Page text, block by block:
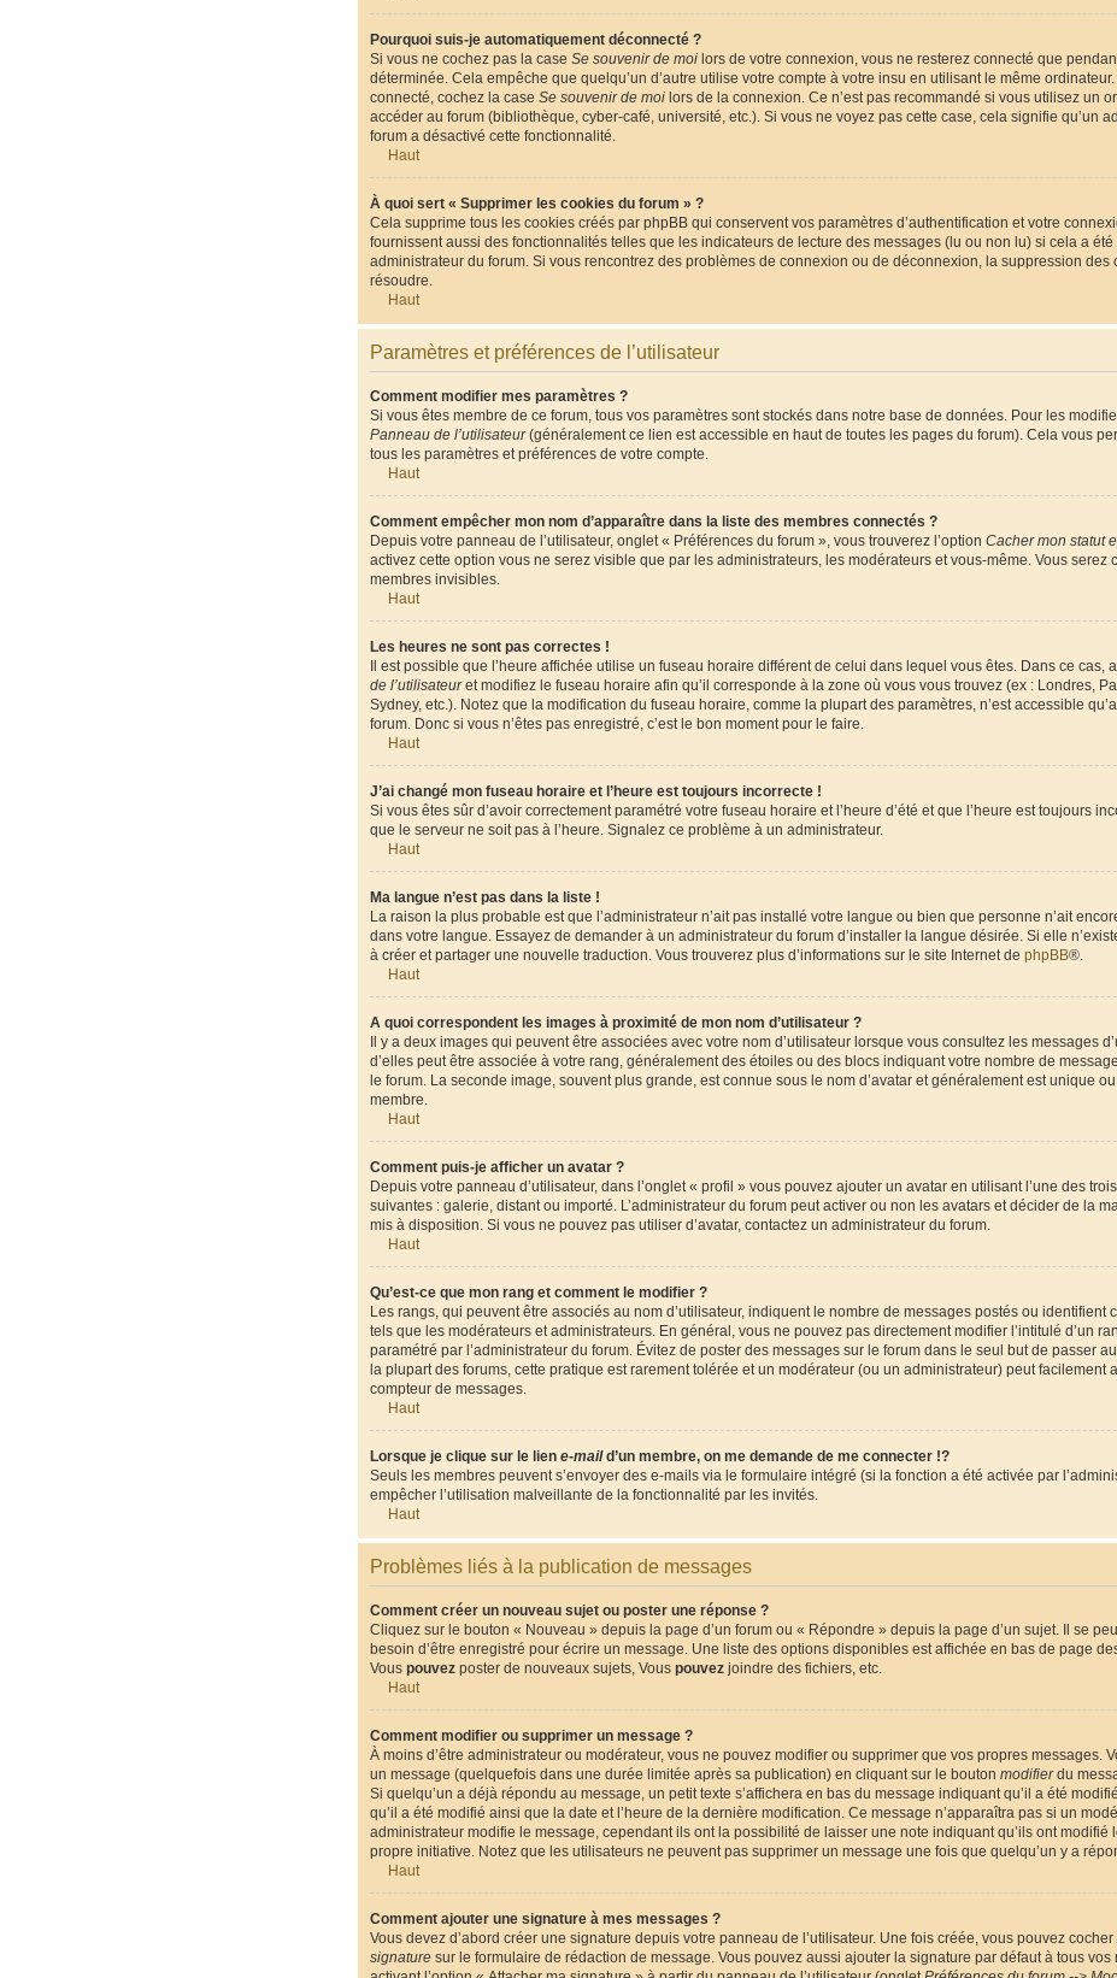
Pourquoi suis-je automatiquement déconnecté ?
Si vous ne cochez pas la case Se souvenir de moi lors de votre connexion, vous ne resterez connecté que
déterminée. Cela empêche que quelqu’un d’autre utilise votre compte à votre insu en utilisant le même
connecté, cochez la case Se souvenir de moi lors de la connexion. Ce n’est pas recommandé si vous utilisez un
accéder au forum (bibliothèque, cyber-café, université, etc.). Si vous ne voyez pas cette case, cela signifie qu’un
forum a désactivé cette fonctionnalité.
Haut
À quoi sert « Supprimer les cookies du forum » ?
Cela supprime tous les cookies créés par phpBB qui conservent vos paramètres d’authentification et votre
fournissent aussi des fonctionnalités telles que les indicateurs de lecture des messages (lu ou non lu) si cela a été
administrateur du forum. Si vous rencontrez des problèmes de connexion ou de déconnexion, la suppression des
résoudre.
Haut
Paramètres et préférences de l’utilisateur
Comment modifier mes paramètres ?
Si vous êtes membre de ce forum, tous vos paramètres sont stockés dans notre base de données. Pour les
Panneau de l’utilisateur(généralement ce lien est accessible en haut de toutes les pages du forum). Cela vous
tous les paramètres et préférences de votre compte.
Haut
Comment empêcher mon nom d’apparaître dans la liste des membres connectés ?
Depuis votre panneau de l’utilisateur, onglet « Préférences du forum », vous trouverez l’option Cacher mon statut
activez cette option vous ne serez visible que par les administrateurs, les modérateurs et vous-même. Vous serez
membres invisibles.
Haut
Les heures ne sont pas correctes !
Il est possible que l’heure affichée utilise un fuseau horaire différent de celui dans lequel vous êtes. Dans ce cas,
de l’utilisateuret modifiez le fuseau horaire afin qu’il corresponde à la zone où vous vous trouvez (ex : Londres,
Sydney, etc.). Notez que la modification du fuseau horaire, comme la plupart des paramètres, n’est accessible
forum. Donc si vous n’êtes pas enregistré, c’est le bon moment pour le faire.
Haut
J’ai changé mon fuseau horaire et l’heure est toujours incorrecte !
Si vous êtes sûr d’avoir correctement paramétré votre fuseau horaire et l’heure d’été et que l’heure est toujours
que le serveur ne soit pas à l’heure. Signalez ce problème à un administrateur.
Haut
Ma langue n’est pas dans la liste !
La raison la plus probable est que l’administrateur n’ait pas installé votre langue ou bien que personne n’ait
dans votre langue. Essayez de demander à un administrateur du forum d’installer la langue désirée. Si elle
à créer et partager une nouvelle traduction. Vous trouverez plus d’informations sur le site Internet de phpBB®.
Haut
A quoi correspondent les images à proximité de mon nom d’utilisateur ?
Il y a deux images qui peuvent être associées avec votre nom d’utilisateur lorsque vous consultez les messages
d’elles peut être associée à votre rang, généralement des étoiles ou des blocs indiquant votre nombre de
le forum. La seconde image, souvent plus grande, est connue sous le nom d’avatar et généralement est unique
membre.
Haut
Comment puis-je afficher un avatar ?
Depuis votre panneau d’utilisateur, dans l’onglet « profil » vous pouvez ajouter un avatar en utilisant l’une des
suivantes : galerie, distant ou importé. L’administrateur du forum peut activer ou non les avatars et décider de la
mis à disposition. Si vous ne pouvez pas utiliser d’avatar, contactez un administrateur du forum.
Haut
Qu’est-ce que mon rang et comment le modifier ?
Les rangs, qui peuvent être associés au nom d’utilisateur, indiquent le nombre de messages postés ou identifient
tels que les modérateurs et administrateurs. En général, vous ne pouvez pas directement modifier l’intitulé d’un
paramétré par l’administrateur du forum. Évitez de poster des messages sur le forum dans le seul but de passer
la plupart des forums, cette pratique est rarement tolérée et un modérateur (ou un administrateur) peut facilement
compteur de messages.
Haut
Lorsque je clique sur le lien e-maild’un membre, on me demande de me connecter !?
Seuls les membres peuvent s’envoyer des e-mails via le formulaire intégré (si la fonction a été activée par
empêcher l’utilisation malveillante de la fonctionnalité par les invités.
Haut
Problèmes liés à la publication de messages
Comment créer un nouveau sujet ou poster une réponse ?
Cliquez sur le bouton « Nouveau » depuis la page d’un forum ou « Répondre » depuis la page d’un sujet. Il se
besoin d’être enregistré pour écrire un message. Une liste des options disponibles est affichée en bas de page
Vous pouvez poster de nouveaux sujets, Vous pouvez joindre des fichiers, etc.
Haut
Comment modifier ou supprimer un message ?
À moins d’être administrateur ou modérateur, vous ne pouvez modifier ou supprimer que vos propres messages.
un message (quelquefois dans une durée limitée après sa publication) en cliquant sur le bouton modifierdu
Si quelqu’un a déjà répondu au message, un petit texte s’affichera en bas du message indiquant qu’il a été
qu’il a été modifié ainsi que la date et l’heure de la dernière modification. Ce message n’apparaîtra pas si un
administrateur modifie le message, cependant ils ont la possibilité de laisser une note indiquant qu’ils ont modifié
propre initiative. Notez que les utilisateurs ne peuvent pas supprimer un message une fois que quelqu’un y a
Haut
Comment ajouter une signature à mes messages ?
Vous devez d’abord créer une signature depuis votre panneau de l’utilisateur. Une fois créée, vous pouvez cocher
signature sur le formulaire de rédaction de message. Vous pouvez aussi ajouter la signature par défaut à tous vos